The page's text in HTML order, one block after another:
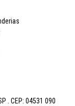
. CEP: 04531 090